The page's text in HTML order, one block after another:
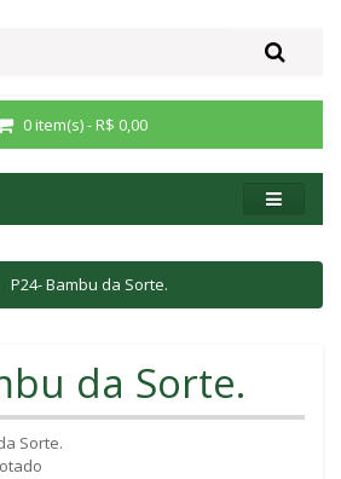
0 item(s) - R$ 0,00
P24- Bambu da Sorte.
da Sorte.
Sorte.